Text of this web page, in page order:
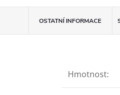
OSTATNÍ INFORMACE
Hmotnost: